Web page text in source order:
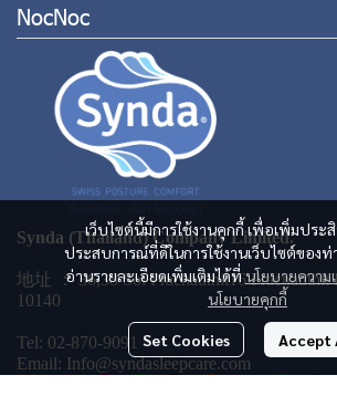
เว็บไซต์นี้มีการใช้งานคุกกี้ เพื่อเพิ่มประ
ประสบการณ์ที่ดีในการใช้งานเว็บไซต์ของ
อ่านรายละเอียดเพิ่มเติมได้ที่นโยบายความ
นโยบายคุกกี้
Set Cookies Accept
NocNoc
Synda (Thailand) Company Limited.
地址 ： 36,38 Soi Prachauthit16 Prachauthit
10140
Tel: 02-870-9091
Email: Info@syndasleepcare.com